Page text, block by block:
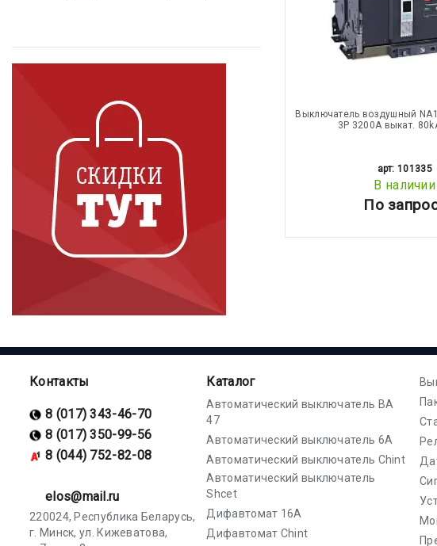
Выключатель воздушный
3P 3200А выкат.
арт: 101335
В наличии
По
Контакты
8 (017) 343-46-70
8 (017) 350-99-56
8 (044) 752-82-08
elos@mail.ru
220024, Республика Беларусь,
г. Минск, ул. Кижеватова,
Каталог
Автоматический выключатель ВА
47
Автоматический выключатель 6А
Автоматический выключатель Chint
Автоматический выключатель
Shcet
Дифавтомат 16А
Дифавтомат Chint